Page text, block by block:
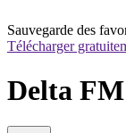
Sauvegarde des
Télécharger
Delta